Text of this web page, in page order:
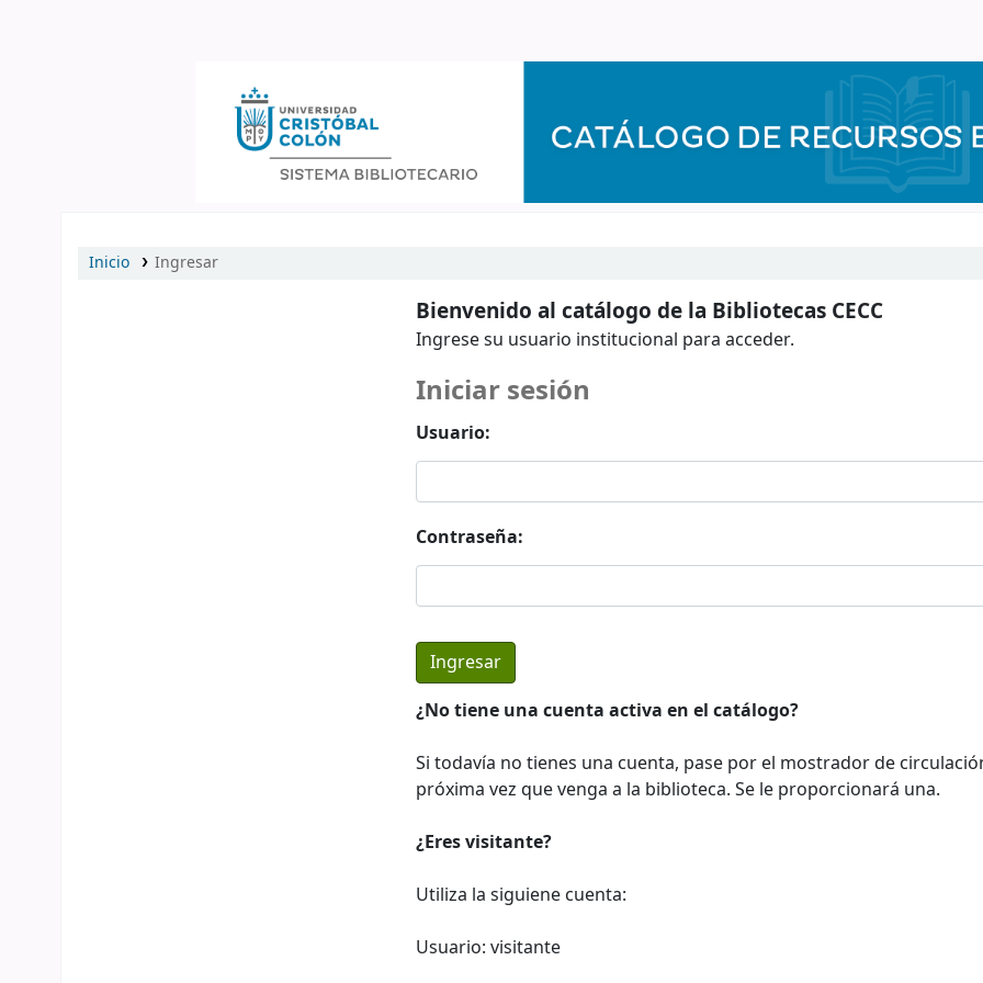
Inicio Ingresar
Bienvenido al catálogo de la Bibliotecas CECC
Ingrese su usuario institucional para acceder.
Iniciar sesión
Usuario:
Contraseña:
¿No tiene una cuenta activa en el catálogo?
Si todavía no tienes una cuenta, pase por el mostrador de
próxima vez que venga a la biblioteca. Se le proporcionará una.
¿Eres visitante?
Utiliza la siguiene cuenta:
Usuario: visitante